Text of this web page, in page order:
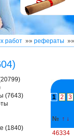
работ »» рефераты »»
1 2 3
№ ↑ ↓
46334
(7643)
(1840)